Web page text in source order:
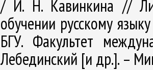
/ И. Н. Кавинкина //
обучении русскому
БГУ. Факультет
Лебединский [и др.]. –